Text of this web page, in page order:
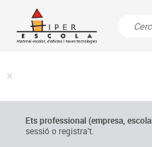
Ets professional (empresa,escola
sessió o registra't.